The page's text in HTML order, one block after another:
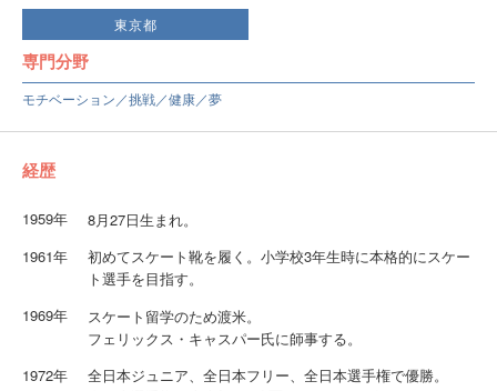
東京都
専門分野
モチベーション／挑戦／健康／夢
経歴
1959年
8月27日生まれ。
1961年
初めてスケート靴を履く。小学校3年生時に本格的にスケー
ト選手を目指す。
1969年
スケート留学のため渡米。
フェリックス・キャスパー氏に師事する。
1972年
全日本ジュニア、全日本フリー、全日本選手権で優勝。